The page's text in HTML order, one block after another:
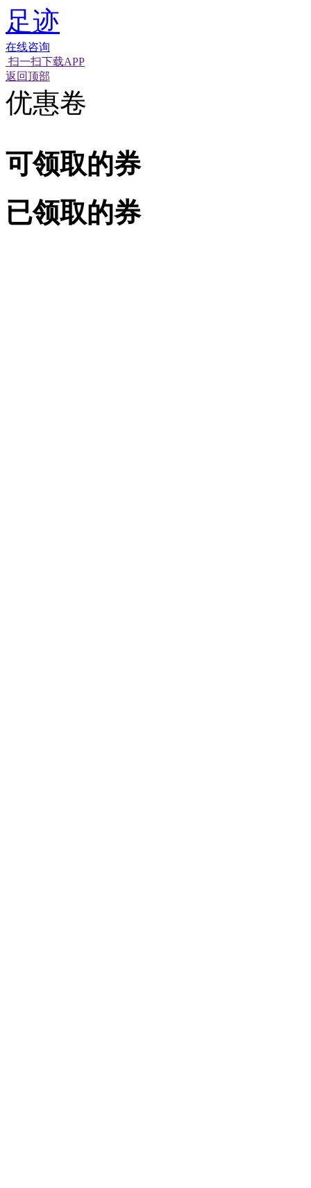
足迹
在线咨询
扫一扫下载APP
返回顶部
优惠卷
可领取的券
已领取的券